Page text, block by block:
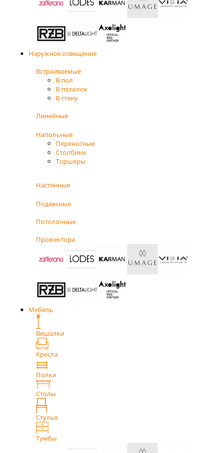
Наружное освещение
Встраиваемые
В пол
В потолок
В стену
Линейные
Напольные
Переносные
Столбики
Торшеры
Настенные
Подвесные
Потолочные
Прожектора
Мебель
Вешалки
Кресла
Полки
Столы
Стулья
Тумбы